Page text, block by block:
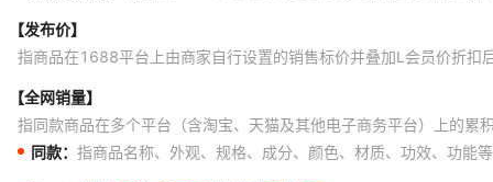
【发布价】
指商品在1688平台上由商家自行设置的销售标价并叠加L会员价折扣
【全网销量】
指同款商品在多个平台（含淘宝、天猫及其他电子商务平台）上的累
同款： 指商品名称、外观、规格、成分、颜色、材质、功效、功能